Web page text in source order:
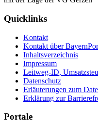
Quicklinks
Kontakt
Kontakt über
Inhaltsverzeichnis
Impressum
Leitweg-ID,
Datenschutz
Erläuterungen zum
Erklärung zur
Portale